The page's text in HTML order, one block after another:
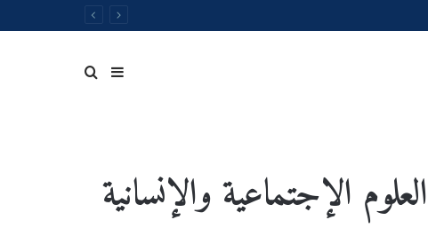
الإجتماعية والإنسانية